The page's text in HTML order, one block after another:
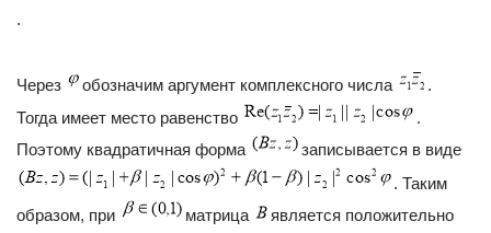
.
Через обозначим аргумент комплексного числа
.
Тогда имеет место равенство
.
Поэтому квадратичная форма
записывается в виде
. Таким
образом, при
матрица
является положительно